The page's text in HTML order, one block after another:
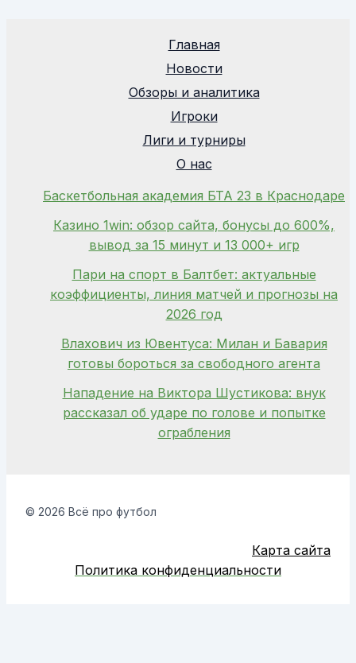
Главная
Новости
Обзоры и аналитика
Игроки
Лиги и турниры
О нас
Баскетбольная академия БТА 23 в Краснодаре
Казино 1win: обзор сайта, бонусы до 600%,
вывод за 15 минут и 13 000+ игр
Пари на спорт в Балтбет: актуальные
коэффициенты, линия матчей и прогнозы на
2026 год
Влахович из Ювентуса: Милан и Бавария
готовы бороться за свободного агента
Нападение на Виктора Шустикова: внук
рассказал об ударе по голове и попытке
ограбления
© 2026 Всё про футбол
Карта сайта
Политика конфиденциальности